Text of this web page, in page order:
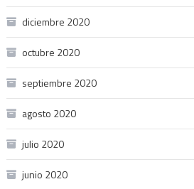
diciembre 2020
octubre 2020
septiembre 2020
agosto 2020
julio 2020
junio 2020